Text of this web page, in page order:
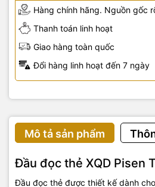
Hàng chính hãng. Nguồn gốc
Thanh toán linh hoạt
Giao hàng toàn quốc
Đổi hàng linh hoạt đến 7 ngày
Mô tả sản phẩm
Đầu đọc thẻ XQD Pisen
Đầu đọc thẻ được thiết kế dành